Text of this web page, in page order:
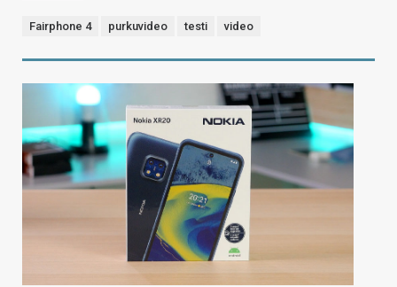
Fairphone 4 purkuvideo testi video